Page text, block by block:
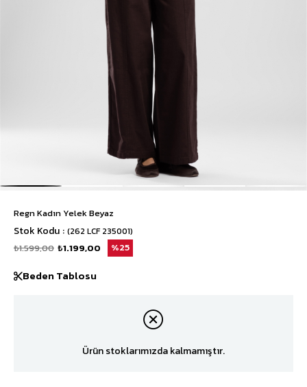
Regn Kadın Yelek Beyaz
Stok Kodu (262 LCF 235001)
₺1.599,00 ₺1.199,00 25
Beden Tablosu
Ürün stoklarımızda kalmamıştır.